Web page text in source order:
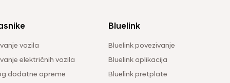
vozila
električnih vozila
dodatne opreme
Bluelink
Bluelink povezivanje
Bluelink aplikacija
Bluelink pretplate